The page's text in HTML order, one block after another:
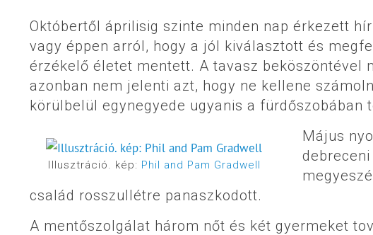
Októbertől áprilisig szinte minden nap érkezett
vagy éppen arról, hogy a jól kiválasztott és
érzékelő életet mentett. A tavasz beköszöntével
azonban nem jelenti azt, hogy ne kellene
körülbelül egynegyede ugyanis a fürdőszobában
Illusztráció. kép: Phil and Pam Gradwell
Május
család rosszullétre panaszkodott.
A mentőszolgálat három nőt és két gyermeket